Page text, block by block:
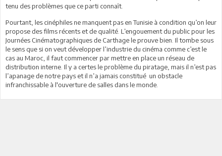
tenu des problèmes que ce parti connaît.
Pourtant, les cinéphiles ne manquent pas en Tunisie à condition qu’on leur
propose des films récents et de qualité. L’engouement du public pour les
Journées Cinématographiques de Carthage le prouve bien. Il tombe sous
le sens que si on veut développer l’industrie du cinéma comme c’est le
cas au Maroc, il faut commencer par mettre en place un réseau de
distribution interne. Il y a certes le problème du piratage, mais il n’est pas
l’apanage de notre pays et il n’a jamais constitué un obstacle
infranchissable à l'ouverture de salles dans le monde.